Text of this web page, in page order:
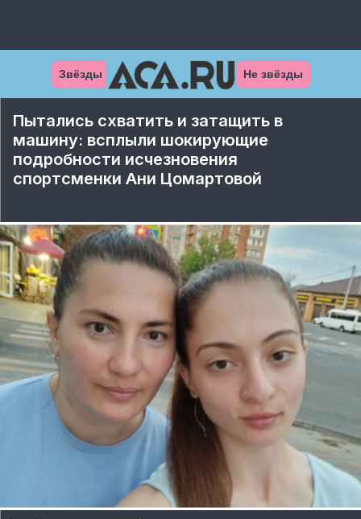
Звёзды Не звёзды
Пытались схватить и затащить в
машину: всплыли шокирующие
подробности исчезновения
спортсменки Ани Цомартовой